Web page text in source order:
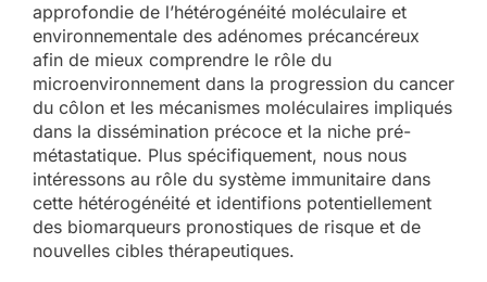
approfondie de l’hétérogénéité moléculaire et
environnementale des adénomes précancéreux
afin de mieux comprendre le rôle du
microenvironnement dans la progression du cancer
du côlon et les mécanismes moléculaires impliqués
dans la dissémination précoce et la niche pré-
métastatique. Plus spécifiquement, nous nous
intéressons au rôle du système immunitaire dans
cette hétérogénéité et identifions potentiellement
des biomarqueurs pronostiques de risque et de
nouvelles cibles thérapeutiques.